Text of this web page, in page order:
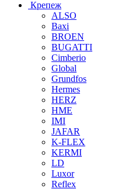
Крепеж
ALSO
Baxi
BROEN
BUGATTI
Cimberio
Global
Grundfos
Hermes
HERZ
HME
IMI
JAFAR
K-FLEX
KERMI
LD
Luxor
Reflex